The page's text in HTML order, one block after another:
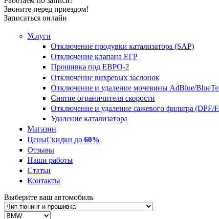
Звоните перед приездом!
Записаться онлайн
Услуги
Отключение продувки катализатора (SAP)
Отключение клапана ЕГР
Прошивка под ЕВРО-2
Отключение вихревых заслонок
Отключение и удаление мочевины AdBlue/
Снятие ограничителя скорости
Отключение и удаление сажевого фильтра (DPF/
Удаление катализатора
Магазин
ЦеныСкидки до 60%
Отзывы
Наши работы
Статьи
Контакты
Выберите ваш автомобиль